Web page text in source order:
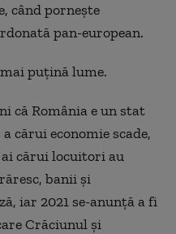
când pornește
pan-european.
puțină lume.
că România e un stat
cărui economie scade,
ai cărui locuitori au
banii și
iar 2021 se-anunță a fi
Crăciunul și